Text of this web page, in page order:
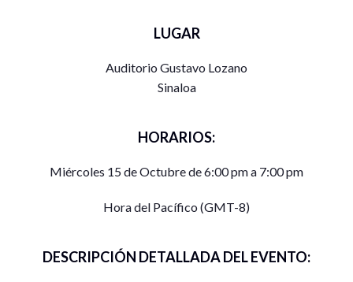
LUGAR
Auditorio Gustavo Lozano
Sinaloa
HORARIOS:
Miércoles 15 de Octubre de 6:00 pm a 7:00 pm
Hora del Pacífico (GMT-8)
DESCRIPCIÓN DETALLADA DEL EVENTO: